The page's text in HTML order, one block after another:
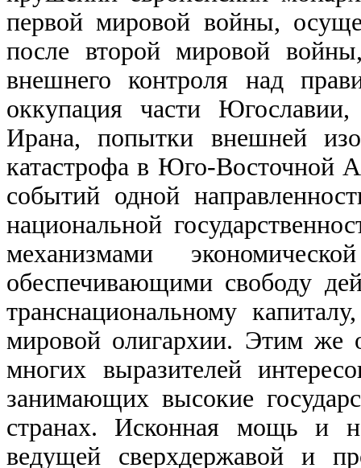
первой мировой войны,
после второй мировой
внешнего контроля над
оккупация части
Ирана, попытки внешней
катастрофа в Юго-Восточной
событий одной
национальной
механизмами
обеспечивающими свободу
транснациональному
мировой олигархии. Этим же
многих выразителей
занимающих высокие
странах. Исконная мощь и
ведущей сверхдержавой и